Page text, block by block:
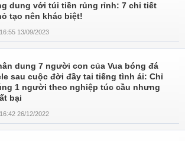
dung với túi tiền rủng rỉnh: 7 chi tiết
tạo nên khác biệt!
16:55 13/09/2023
dung 7 người con của Vua bóng đá
sau cuộc đời đầy tai tiếng tình ái: Chỉ
1 người theo nghiệp túc cầu nhưng
bại
16:42 26/12/2022